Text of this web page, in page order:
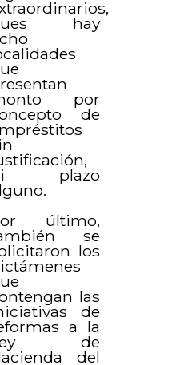
hay
por
de
plazo
último,
se
los
las
de
a la
de
del